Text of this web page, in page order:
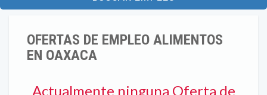
OFERTAS DE EMPLEO ALIMENTOS
EN OAXACA
Actualmente ninguna Oferta de